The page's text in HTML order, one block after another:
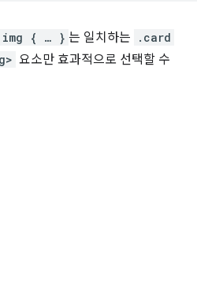
img { … } 는 일치하는 .card
요소만 효과적으로 선택할 수